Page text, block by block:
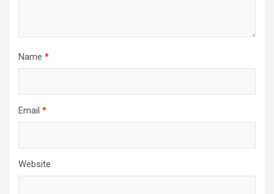
Name *
Email *
Website